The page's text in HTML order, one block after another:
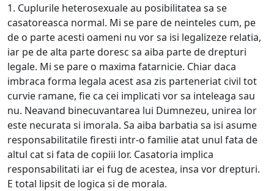
1. Cuplurile heterosexuale au posibilitatea sa se
casatoreasca normal. Mi se pare de neinteles cum, pe
de o parte acesti oameni nu vor sa isi legalizeze relatia,
iar pe de alta parte doresc sa aiba parte de drepturi
legale. Mi se pare o maxima fatarnicie. Chiar daca
imbraca forma legala acest asa zis parteneriat civil tot
curvie ramane, fie ca cei implicati vor sa inteleaga sau
nu. Neavand binecuvantarea lui Dumnezeu, unirea lor
este necurata si imorala. Sa aiba barbatia sa isi asume
responsabilitatile firesti intr-o familie atat unul fata de
altul cat si fata de copiii lor. Casatoria implica
responsabilitati iar ei fug de acestea, insa vor drepturi.
E total lipsit de logica si de morala.